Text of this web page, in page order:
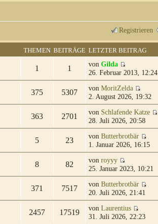
Registrieren
THEMEN BEITRÄGE LETZTER BEITRAG
1 1 von Gilda
26. Februar 2013, 12:24
375 5307 von MoritZelda
2. August 2026, 19:32
363 2701 von Schlafende Katze
28. Juli 2026, 20:58
5 23 von Butterbrotbär
1. Januar 2026, 16:15
8 82 von royyy
25. Januar 2023, 10:21
371 7517 von Butterbrotbär
20. Juli 2026, 21:41
2457 17519 von Laurentius
31. Juli 2026, 22:23